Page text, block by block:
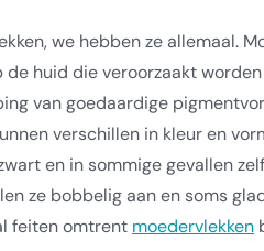
we hebben ze allemaal.
de huid die veroorzaakt
van goedaardige
verschillen in kleur en
en in sommige gevallen
ze bobbelig aan en soms
feiten omtrent moedervlekken